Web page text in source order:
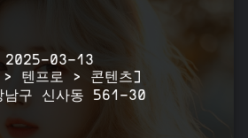
2025-03-13
> 텐프로 > 콘텐츠]
남구 신사동 561-30